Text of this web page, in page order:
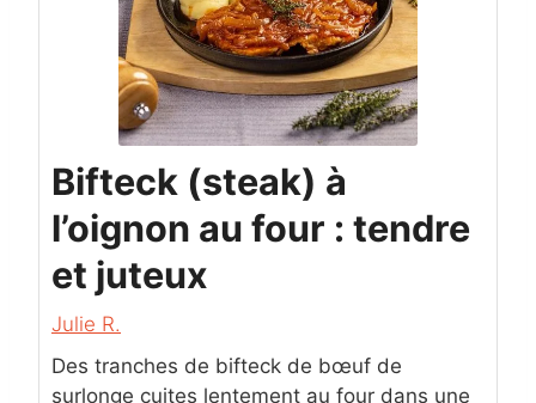
Bifteck (steak) à
l’oignon au four : tendre
et juteux
Julie R.
Des tranches de bifteck de bœuf de
surlonge cuites lentement au four dans une